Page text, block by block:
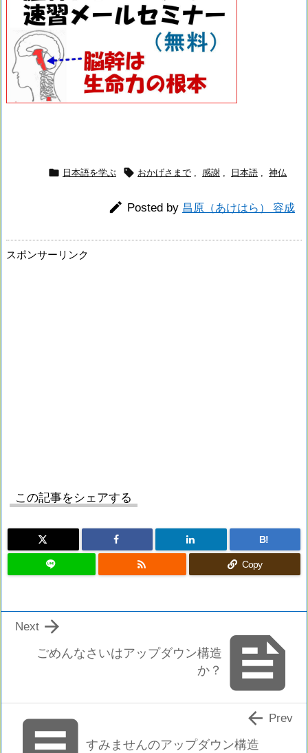
 日本語を学ぶ  おかげさまで 感謝 日本語 神仏
 Posted by 昌原（あけはら） 容成
スポンサーリンク
この記事をシェアする
B!
 Copy

ごめんなさいはアップダウン構造
か？

Next
すみませんのアップダウン構造
 Prev